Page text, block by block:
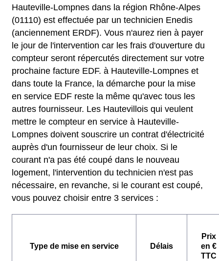
Hauteville-Lompnes dans la région Rhône-Alpes
(01110) est effectuée par un technicien Enedis
(anciennement ERDF). Vous n'aurez rien à payer
le jour de l'intervention car les frais d'ouverture du
compteur seront répercutés directement sur votre
prochaine facture EDF. à Hauteville-Lompnes et
dans toute la France, la démarche pour la mise
en service EDF reste la même qu'avec tous les
autres fournisseur. Les Hautevillois qui veulent
mettre le compteur en service à Hauteville-
Lompnes doivent souscrire un contrat d'électricité
auprès d'un fournisseur de leur choix. Si le
courant n'a pas été coupé dans le nouveau
logement, l'intervention du technicien n'est pas
nécessaire, en revanche, si le courant est coupé,
vous pouvez choisir entre 3 services :
Type de mise en service Délais
Prix
en €
TTC